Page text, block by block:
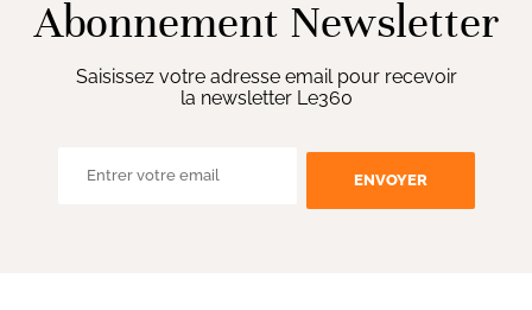
Abonnement Newsletter
Saisissez votre adresse email pour recevoir
la newsletter Le360
ENVOYER